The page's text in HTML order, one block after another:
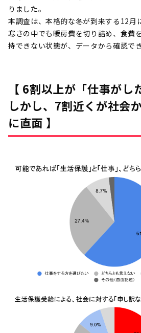
りました。
本調査は、本格的な冬が到来する12月
寒さの中でも暖房費を切り詰め、食費
持できない状態が、データから確認でき
【 6割以上が「仕事がし
しかし、7割近くが社会
に直面 】